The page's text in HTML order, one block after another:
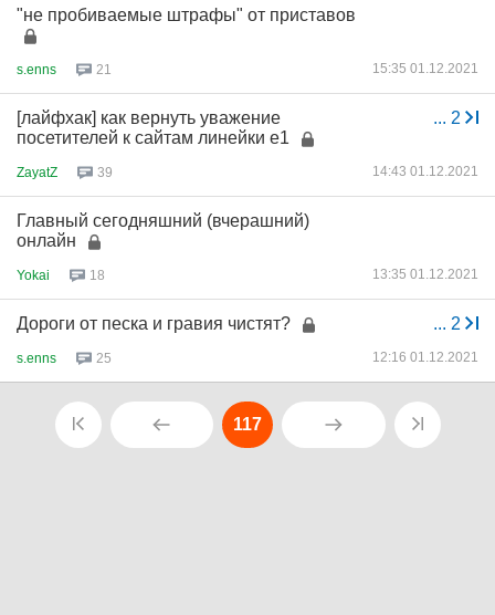
"не пробиваемые штрафы" от приставов
s.enns 21 15:35 01.12.2021
... 2
[лайфхак] как вернуть уважение
посетителей к сайтам линейки е1
ZayatZ 39 14:43 01.12.2021
Главный сегодняшний (вчерашний)
онлайн
Yokai 18 13:35 01.12.2021
... 2
Дороги от песка и гравия чистят?
s.enns 25 12:16 01.12.2021
117